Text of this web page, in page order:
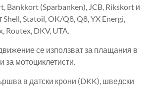
Bankkort (Sparbanken), JCB, Rikskort и
Shell, Statoil, OK/Q8, Q8, YX Energi,
Routex, DKV, UTA.
се използват за плащания в
за мотоциклетисти.
в датски крони (DKK), шведски